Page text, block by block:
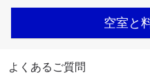
空室と
よくあるご質問